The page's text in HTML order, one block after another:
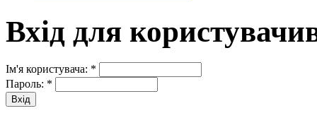
Вхід для
Ім'я користувача: *
Пароль: *